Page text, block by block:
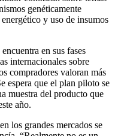
genéticamente
y uso de insumos
en sus fases
internacionales sobre
compradores valoran más
espera que el plan piloto se
muestra del producto que
año.
los grandes mercados se